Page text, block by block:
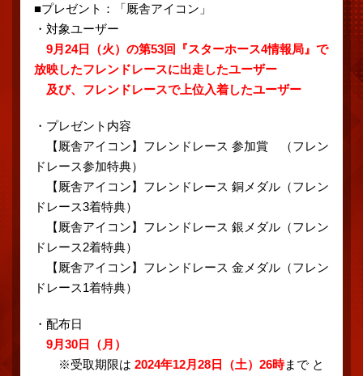
■プレゼント：「厩舎アイコン」
・対象ユーザー
9月24日（火）の第53回『スターホース4情報局』で
放映したフレンドレースに出走したユーザー
及び、フレンドレースで上位入着したユーザー
・プレゼント内容
【厩舎アイコン】フレンドレース 参加賞 （フレン
ドレース参加特典）
【厩舎アイコン】フレンドレース 銅メダル（フレン
ドレース3着特典）
【厩舎アイコン】フレンドレース 銀メダル（フレン
ドレース2着特典）
【厩舎アイコン】フレンドレース 金メダル（フレン
ドレース1着特典）
・配布日
9月30日（月）
※受取期限は 2024年12月28日（土）26時まで と